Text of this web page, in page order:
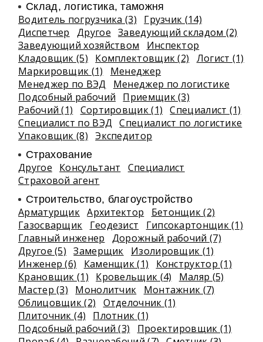
Склад, логистика, таможня
Водитель погрузчика (3)
Грузчик (14)
Диспетчер
Другое Заведующий складом (2)
Заведующий хозяйством
Инспектор
Кладовщик (5)
Комплектовщик (2)
Логист (1)
Маркировщик (1)
Менеджер
Менеджер по ВЭД
Менеджер по логистике
Подсобный рабочий
Приемщик (3)
Рабочий (1)
Сортировщик (1)
Специалист (1)
Специалист по ВЭД
Специалист по логистике
Упаковщик (8)
Экспедитор
Страхование
Другое Консультант
Специалист
Страховой агент
Строительство, благоустройство
Арматурщик Архитектор
Бетонщик (2)
Газосварщик
Геодезист
Гипсокартонщик (1)
Главный инженер
Дорожный рабочий (7)
Другое (5)
Замерщик
Изолировщик (1)
Инженер (6)
Каменщик (1)
Конструктор (1)
Крановщик (1)
Кровельщик (4)
Маляр (5)
Мастер (3)
Монолитчик
Монтажник (7)
Облицовщик (2)
Отделочник (1)
Плиточник (4)
Плотник (1)
Подсобный рабочий (3)
Проектировщик (1)